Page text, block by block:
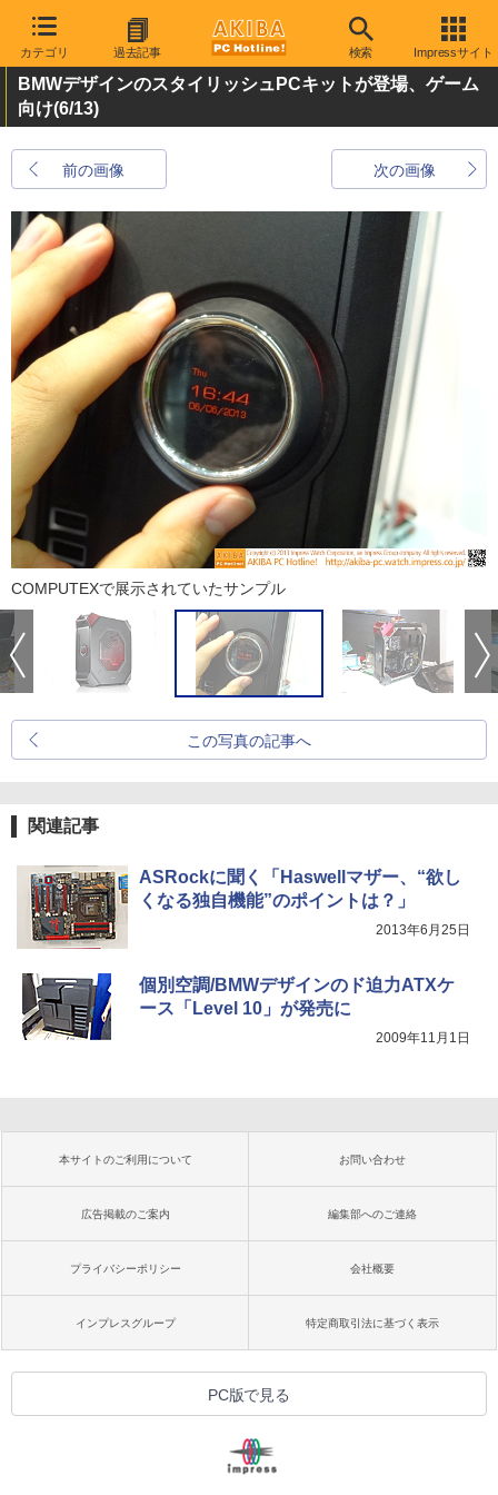
カテゴリ 過去記事 検索 Impressサイト
BMWデザインのスタイリッシュPCキットが登場、ゲーム
向け(6/13)
前の画像 次の画像
COMPUTEXで展示されていたサンプル
この写真の記事へ
関連記事
ASRockに聞く「Haswellマザー、“欲し
くなる独自機能”のポイントは？」
2013年6月25日
個別空調/BMWデザインのド迫力ATXケ
ース「Level 10」が発売に
2009年11月1日
本サイトのご利用について お問い合わせ
広告掲載のご案内 編集部へのご連絡
プライバシーポリシー 会社概要
インプレスグループ 特定商取引法に基づく表示
PC版で見る